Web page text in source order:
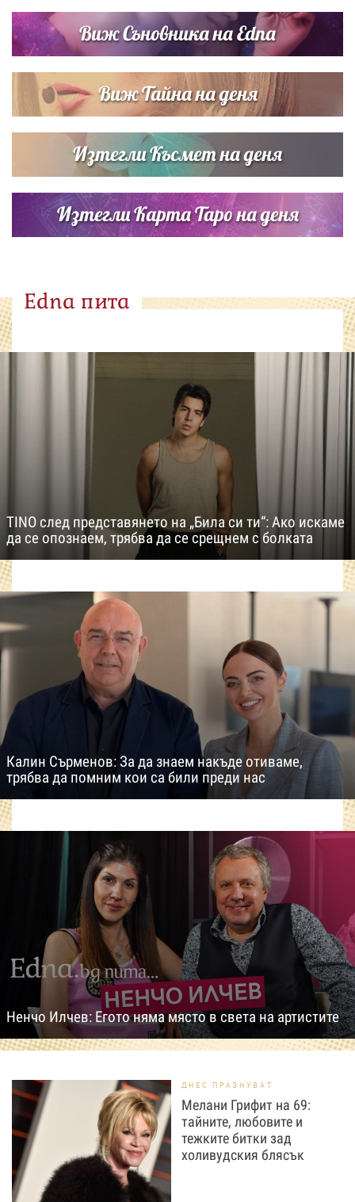
Виж Съновника на Edna
Виж Тайна на деня
Изтегли Късмет на деня
Изтегли Карта Таро на деня
Edna пита
TINO след представянето на „Била си ти“: Ако искаме
да се опознаем, трябва да се срещнем с болката
Калин Сърменов: За да знаем накъде отиваме,
трябва да помним кои са били преди нас
Ненчо Илчев: Егото няма място в света на артистите
ДНЕС ПРАЗНУВАТ
Мелани Грифит на 69:
тайните, любовите и
тежките битки зад
холивудския блясък